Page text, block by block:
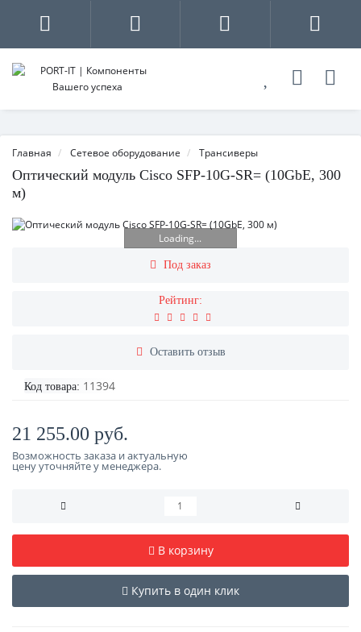
Главная Сетевое оборудование Трансиверы
Оптический модуль Cisco SFP-10G-SR= (10GbE, 300
м)
Loading...
Под заказ
Рейтинг:
Оставить отзыв
Код товара: 11394
21 255.00 руб.
Возможность заказа и актуальную
цену уточняйте у менеджера.
В корзину
Купить в один клик